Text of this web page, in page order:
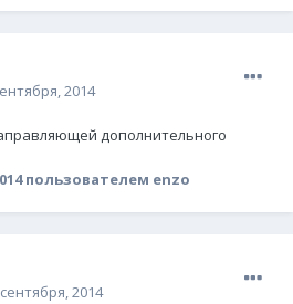
2014
дополнительного
пользователем enzo
2014